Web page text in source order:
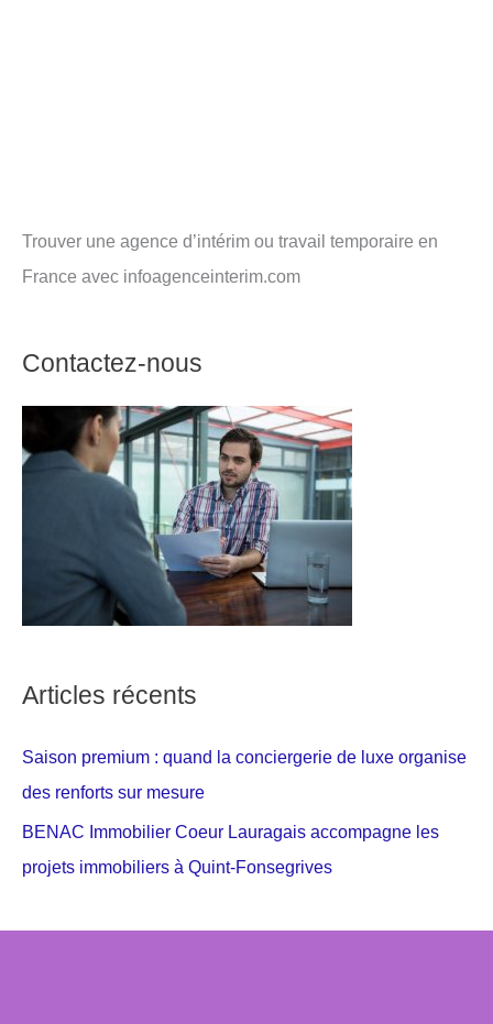
Trouver une agence d’intérim ou travail temporaire en
France avec infoagenceinterim.com
Contactez-nous
Articles récents
Saison premium : quand la conciergerie de luxe organise
des renforts sur mesure
BENAC Immobilier Coeur Lauragais accompagne les
projets immobiliers à Quint-Fonsegrives